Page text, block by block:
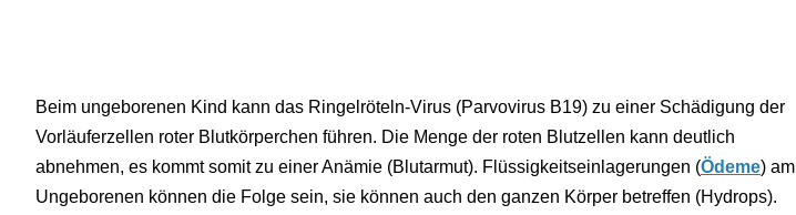
Beim ungeborenen Kind kann das Ringelröteln-Virus (Parvovirus B19) zu einer Schädigung der
Vorläuferzellen roter Blutkörperchen führen. Die Menge der roten Blutzellen kann deutlich
abnehmen, es kommt somit zu einer Anämie (Blutarmut). Flüssigkeitseinlagerungen (Ödeme) am
Ungeborenen können die Folge sein, sie können auch den ganzen Körper betreffen (Hydrops).